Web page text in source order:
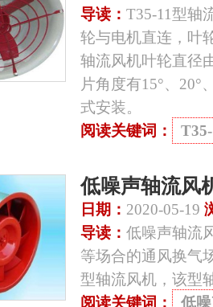
导读： T35-11型轴
轮与电机直连，叶
轴流风机叶轮直径
片角度有15°、20°
式安装。
阅读关键词：
低噪声轴流风
日期： 2020-05-19
导读： 低噪声轴流
等场合的通风换气
型轴流风机，该型
阅读关键词：
低